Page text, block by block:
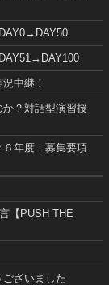
中継！
か？対話型演習授
６年度：募集要項
【PUSH THE
ございました